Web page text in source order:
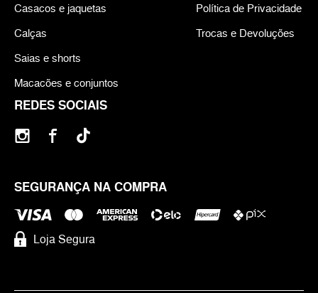
REDES SOCIAIS
SEGURANÇA NA COMPRA
Loja Segura
Casacos e jaquetas
Calças
Saias e shorts
Macacões e conjuntos
Política de Privacidade
Trocas e Devoluções